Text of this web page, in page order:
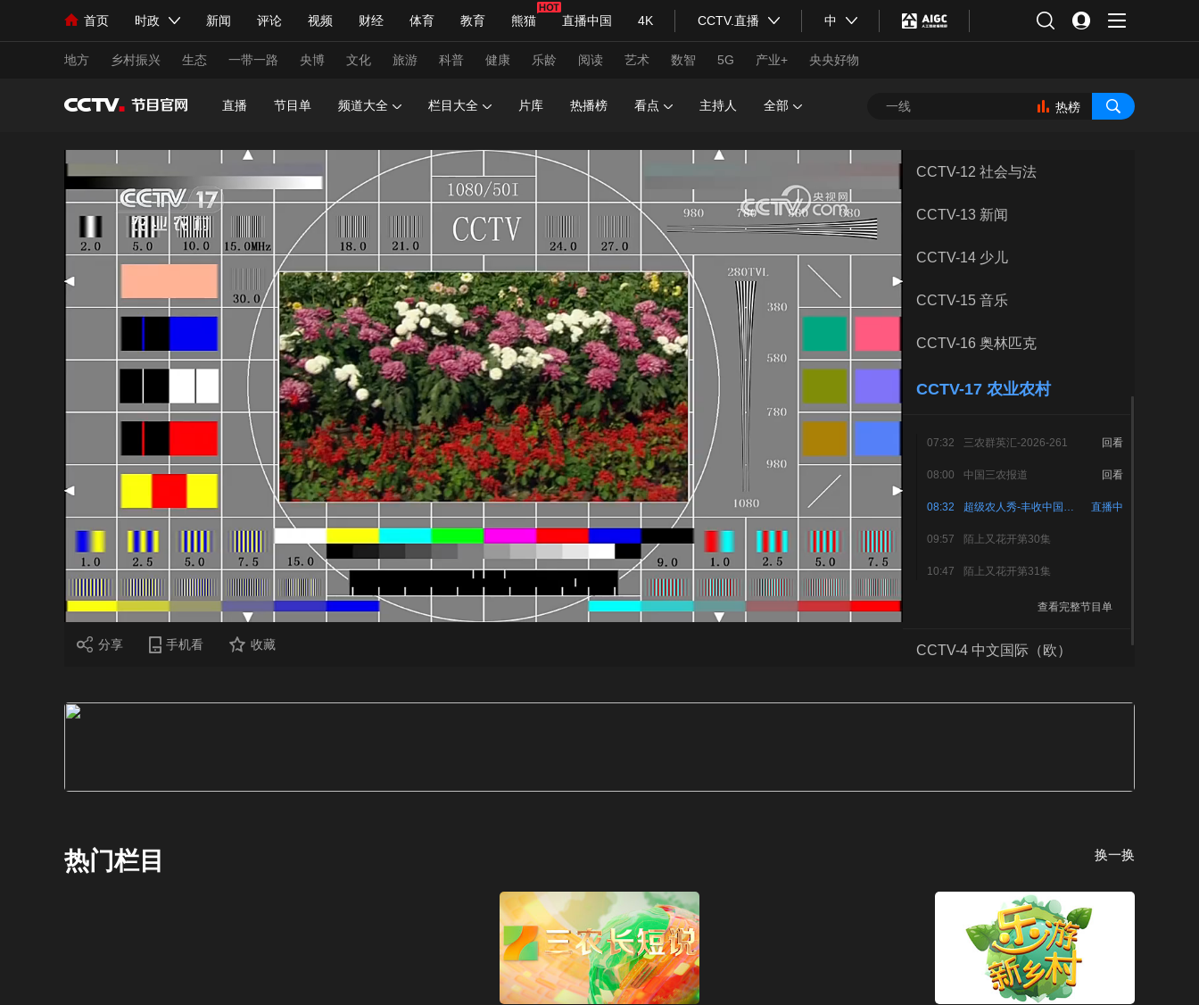
首页 时政 新闻 评论 视频 财经 体育 教育 熊猫 直播中国 4K CCTV.直播 中
人民领袖习近平 联播+ 中国领导人 央视快评 习式妙语 热解读 天天学习
直播 栏目大全 节目单 听音 微视频 主持人 下载央视影音
海外频道 iPanda English Монгол
地方 乡村振兴 生态 一带一路 央博 文化 旅游 科普 健康 乐龄 阅读 艺术 数智 5G 产业+ 央央好物
新闻 国内 国际 评论 经济 军事 科技 法治 文娱 人物 公益 图片
人民领袖习近平 联播+ 热解读 天天学习 习式妙语 央视快评 央视网评 光华锐评 锋面
小央直播 直播中国 熊猫频道 VR/AR 4K专区 全景新闻
现场 前线 比划 快看 蓝海中国 新兵请入列 人生第一次 人生第二次
体育 直播 竞猜 2026年世界杯 2026年冬奥会 CBA NBA 中超 国足 国际足球 网球 综合体育 亚冬会
生活体育大会 体育江湖 文化体育 冰雪道路 足球道路
教育 乡村振兴 生态环境 一带一路 央博 非遗 文化 旅游 科普 健康 乐龄 艺术 汽车
大国智造 大国展会 大国保险 云顶对话 云起 超级工厂 智敬中国 全民健康 颜选攻略 海洋 时尚 天气 才艺
CCTV.节目官网 直播 节目单 栏目 总台企业白名单
直播 节目单 频道大全 栏目大全 片库 热播榜 看点 主持人 全部 热榜
分享 手机看 收藏
CCTV-9 纪录
CCTV-12 社会与法
CCTV-13 新闻
CCTV-14 少儿
CCTV-15 音乐
CCTV-16 奥林匹克
CCTV-17 农业农村
07:32 三农群英汇-2026-261 回看
08:00 中国三农报道 回看
08:32 超级农人秀-丰收中国之沃野超有范儿-4 直播中
09:57 陌上又花开第30集
10:47 陌上又花开第31集
查看完整节目单
CCTV-4 中文国际（欧）
热门栏目 换一换